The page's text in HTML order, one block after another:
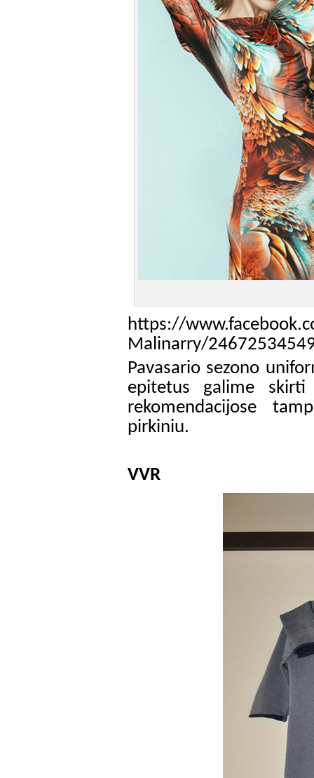
https://
Malinarry/
Pavasario sezono
epitetus galime
rekomendacijose
pirkiniu.
VVR